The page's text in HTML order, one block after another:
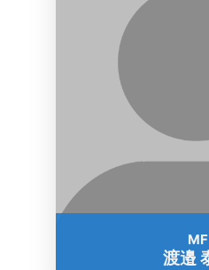
MF
渡邉